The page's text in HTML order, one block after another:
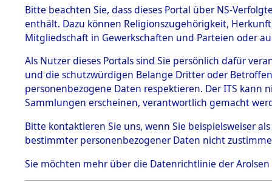
BESTÄNDE
1.
mente
5. Verschiedenes
5.3
Todesmärsche
5.3.1 Alliierte
Erhebungen
zu
Todesmärsch
en
5.3.2
von
Toter aus
Ort ihrer
0003
Bitte beachten Sie, dass dieses Portal über NS-
enthält. Dazu können Religionszugehörigkeit,
Mitgliedschaft in Gewerkschaften und Parteien oder
Als Nutzer dieses Portals sind Sie persönlich dafür
und die schutzwürdigen Belange Dritter oder
personenbezogene Daten respektieren. Der ITS
Sammlungen erscheinen, verantwortlich gemacht
Bitte kontaktieren Sie uns, wenn Sie beispielsweiser
bestimmter personenbezogener Daten nicht
Sie möchten mehr über die Datenrichtlinie der Arolsen